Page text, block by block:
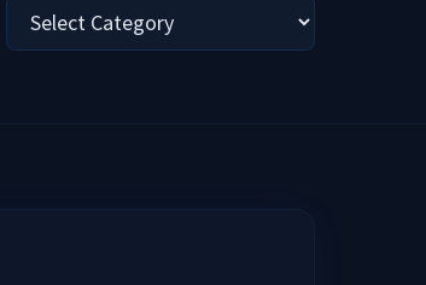
Categories